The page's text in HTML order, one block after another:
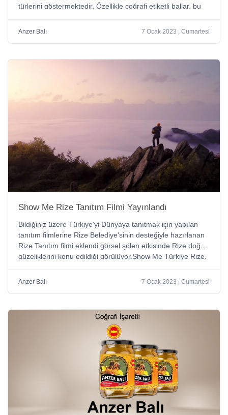
türlerini göstermektedir. Özellikle coğrafi etiketli ballar, bu
Anzer Balı 7 Ocak 2023 , Cumartesi
Show Me Rize Tanıtım Filmi Yayınlandı
Bildiğiniz üzere Türkiye'yi Dünyaya tanıtmak için yapılan
tanıtım filmlerine Rize Belediye'sinin desteğiyle hazırlanan
Rize Tanıtım filmi eklendi görsel şölen etkisinde Rize doğal
güzeliklerini konu edildiği görülüyor.Show Me Türkiye Rize,
video, Rize'nin doğal güzelliklerini ve yöresel yemeklerini
bölgelerini tanıtmak amacıyla çeşitli videolar yayınlar.
Anzer Balı 7 Ocak 2023 , Cumartesi